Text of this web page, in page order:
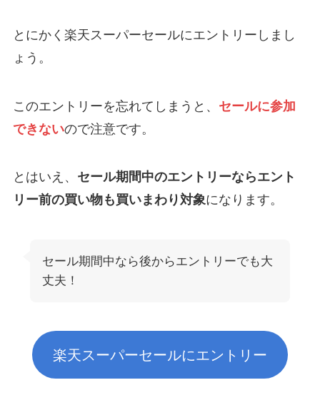
とにかく楽天スーパーセールにエントリーしまし
ょう。
このエントリーを忘れてしまうと、 セールに参加
できないので注意です。
とはいえ、 セール期間中のエントリーならエント
リー前の買い物も買いまわり対象になります。
セール期間中なら後からエントリーでも大
丈夫！
楽天スーパーセールにエントリー